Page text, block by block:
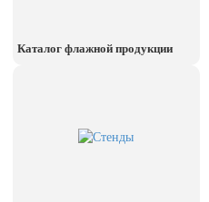
Каталог флажной продукции